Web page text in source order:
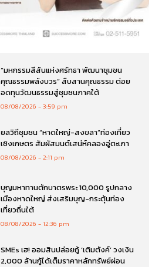
“มหกรรมสีสันแห่งศรัทธา พัฒนาชุมชน
คุณธรรมพลังบวร” สืบสานคุณธรรม ต่อย
อดทุนวัฒนธรรมสู่ชุมชนภาคใต้
08/08/2026 3:59 pm
ยลวิถีชุมชน “หาดใหญ่-สงขลา”ท่องเที่ยว
เชิงเกษตร สัมผัสมนต์เสน่ห์คลองอู่ตะเภา
08/08/2026 2:11 pm
บุญมหาทานตักบาตรพระ 10,000 รูปกลาง
เมืองหาดใหญ่ ส่งเสริมบุญ-กระตุ้นท่อง
เที่ยวถิ่นใต้
08/08/2026 12:36 pm
SMEs เฮ! ออมสินปล่อยกู้ ‘เติมตังค์’ วงเงิน
2,000 ล้านกู้ได้เต็มราคาหลักทรัพย์ผ่อน